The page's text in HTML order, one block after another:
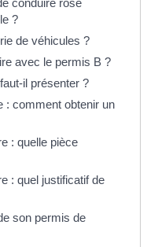
?
de véhicules ?
avec le permis B ?
il présenter ?
: comment obtenir un
: quelle pièce
: quel justificatif de
son permis de